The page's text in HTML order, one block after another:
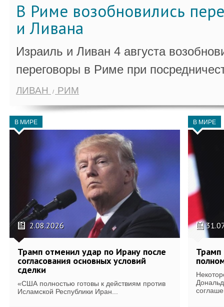
В Риме возобновились
и Ливана
Израиль и Ливан 4 августа
переговоры в Риме при
ЛИВАН РИМ
В МИРЕ
2.08.2026
Трамп отменил удар по Ирану после
согласования основных условий
сделки
«США полностью готовы к действиям против
Исламской Республики Иран...
В МИРЕ
Трамп